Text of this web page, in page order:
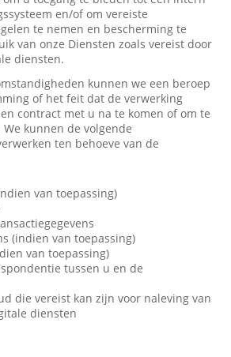
en/of om vereiste
te nemen en bescherming te
van onze Diensten zoals vereist door
diensten.
kunnen we een beroep
of het feit dat de verwerking
contract met u na te komen of om te
kunnen de volgende
ten behoeve van de
van toepassing)
(indien van toepassing)
van toepassing)
tussen u en de
die vereist kan zijn voor naleving van
diensten